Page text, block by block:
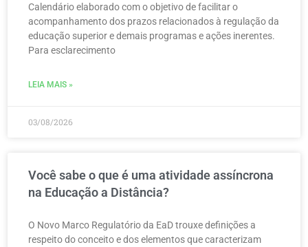
Calendário elaborado com o objetivo de facilitar o
acompanhamento dos prazos relacionados à regulação da
educação superior e demais programas e ações inerentes.
Para esclarecimento
LEIA MAIS »
03/08/2026
Você sabe o que é uma atividade assíncrona
na Educação a Distância?
O Novo Marco Regulatório da EaD trouxe definições a
respeito do conceito e dos elementos que caracterizam